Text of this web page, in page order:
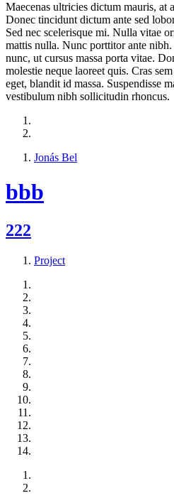
Maecenas ultricies dictum mauris, at
Donec tincidunt dictum ante sed
Sed nec scelerisque mi. Nulla vitae
mattis nulla. Nunc porttitor ante nibh.
nunc, ut cursus massa porta vitae.
molestie neque laoreet quis. Cras
eget, blandit id massa. Suspendisse
vestibulum nibh sollicitudin rhoncus.
Jonás Bel
bbb
222
Project